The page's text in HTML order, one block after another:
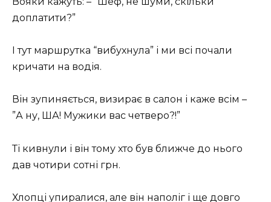
доплатити?”
І тут маршрутка “вибухнула” і ми всі почали
кричати на водія.
Він зупиняється, визирає в салон і каже всім –
”А ну, ША! Мужики вас четверо?!”
Ті кивнули і він тому хто був ближче до нього
дав чотири сотні грн.
Хлопці упиралися, але він наполіг і ще довго